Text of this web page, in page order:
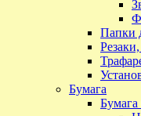
Папки
Бумага
Бумага